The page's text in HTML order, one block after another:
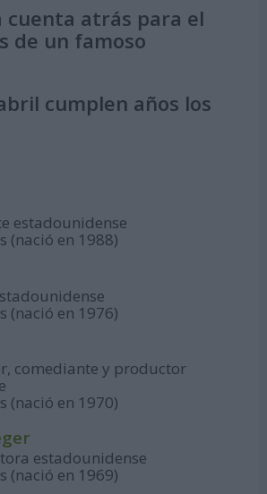
cuenta atrás para el
de un famoso
cumplen años los
estadounidense
(nació en 1988)
(nació en 1976)
comediante y productor
(nació en 1970)
estadounidense
(nació en 1969)